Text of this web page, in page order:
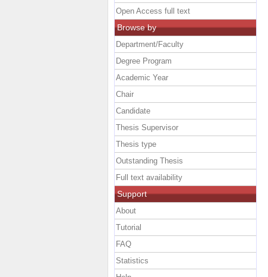
Open Access full text
Browse by
Department/Faculty
Degree Program
Academic Year
Chair
Candidate
Thesis Supervisor
Thesis type
Outstanding Thesis
Full text availability
Support
About
Tutorial
FAQ
Statistics